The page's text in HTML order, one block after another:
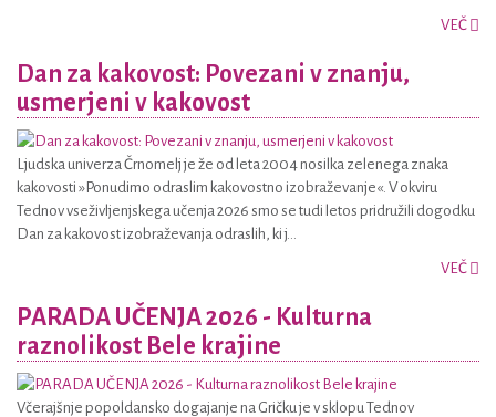
VEČ
Dan za kakovost: Povezani v znanju,
usmerjeni v kakovost
Ljudska univerza Črnomelj je že od leta 2004 nosilka zelenega znaka
kakovosti »Ponudimo odraslim kakovostno izobraževanje«. V okviru
Tednov vseživljenjskega učenja 2026 smo se tudi letos pridružili dogodku
Dan za kakovost izobraževanja odraslih, ki j...
VEČ
PARADA UČENJA 2026 - Kulturna
raznolikost Bele krajine
Včerajšnje popoldansko dogajanje na Gričku je v sklopu Tednov